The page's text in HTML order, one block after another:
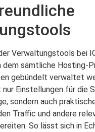
Verwaltungstools bei
dem sämtliche Hosting-
gebündelt verwaltet
nur Einstellungen für die
sondern auch
Traffic und andere
So lässt sich in